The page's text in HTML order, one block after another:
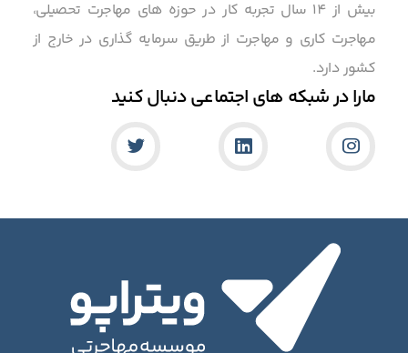
بیش از 14 سال تجربه کار در حوزه های مهاجرت تحصیلی،
مهاجرت کاری و مهاجرت از طریق سرمایه گذاری در خارج از
کشور دارد.
مارا در شبکه های اجتماعی دنبال کنید